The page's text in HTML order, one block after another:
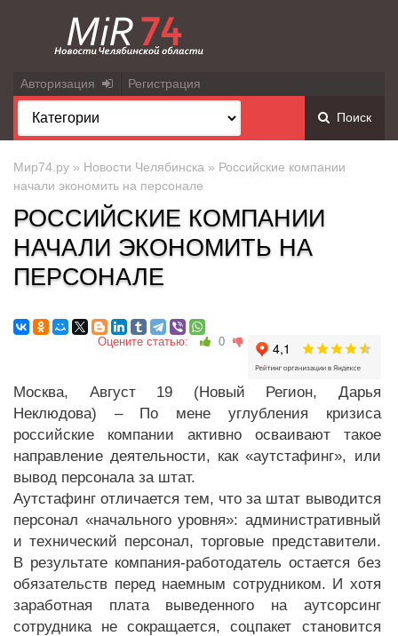
Авторизация Регистрация
Поиск
Мир74.ру » Новости Челябинска » Российские компании
начали экономить на персонале
РОССИЙСКИЕ КОМПАНИИ
НАЧАЛИ ЭКОНОМИТЬ НА
ПЕРСОНАЛЕ
Оцените статью: 0
Москва, Август 19 (Новый Регион, Дарья
Неклюдова) – По мене углубления кризиса
российские компании активно осваивают такое
направление деятельности, как «аутстафинг», или
вывод персонала за штат.
Аутстафинг отличается тем, что за штат выводится
персонал «начального уровня»: административный
и технический персонал, торговые представители.
В результате компания-работодатель остается без
обязательств перед наемным сотрудником. И хотя
заработная плата выведенного на аутсорсинг
сотрудника не сокращается, соцпакет становится